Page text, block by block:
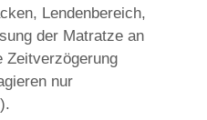
Lendenbereich,
der Matratze an
Zeitverzögerung
nur